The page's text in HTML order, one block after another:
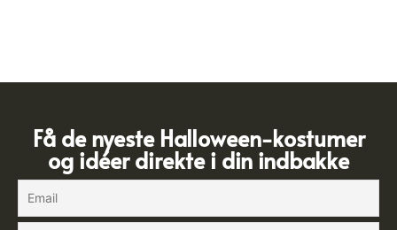
Få de nyeste Halloween-kostumer
og idéer direkte i din indbakke